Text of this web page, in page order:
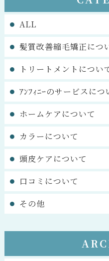
ALL
髪質改善縮毛矯正につ
トリートメントについ
ｱﾝﾌｨﾆｰのサービスにつ
ホームケアについて
カラーについて
頭皮ケアについて
口コミについて
その他